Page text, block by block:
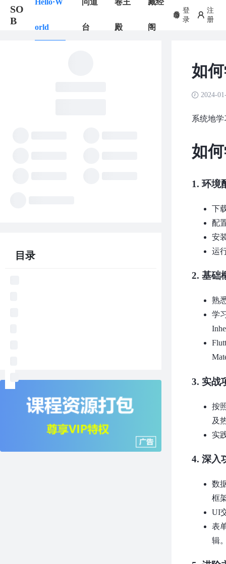
SO
B
Hello·W
orld
问道
台
卷王
殿
藏经
阁
登
录
注
册
目录
如
2024-
系统地学
如
1. 环境
下
配
安
运
2. 基础
熟
学
3. 实战
按
及
实
4. 深入
数
框
UI
表
辑